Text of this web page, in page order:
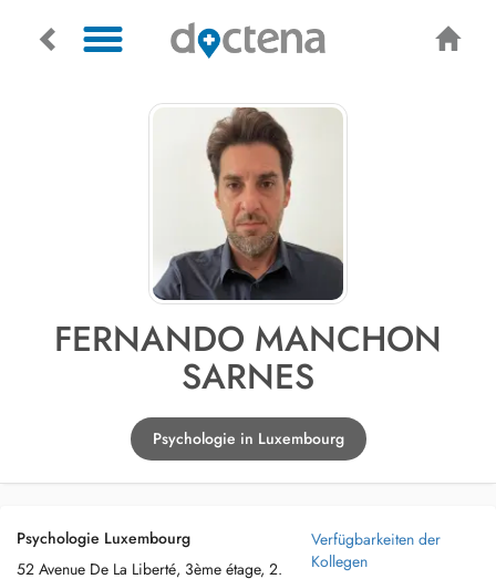
FERNANDO MANCHON
SARNES
Psychologie in Luxembourg
Psychologie Luxembourg
52 Avenue De La Liberté, 3ème étage, 2.
Verfügbarkeiten der
Kollegen